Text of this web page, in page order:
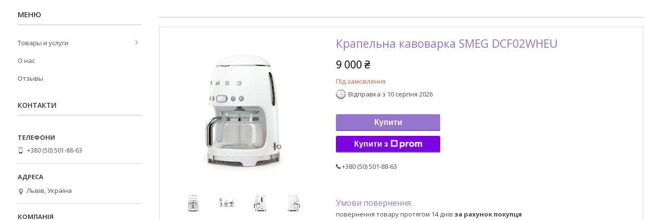
Крапельна кавоварка SMEG DCF02WHEU
9 000 ₴
Під замовлення
Відправка з 10 серпня 2026
Купити
Купити з
+380 (50) 501-88-63
повернення товару протягом 14 днів за рахунок покупця
Товары и услуги
О нас
Отзывы
КОНТАКТИ
+380 (50) 501-88-63
Львів, Україна